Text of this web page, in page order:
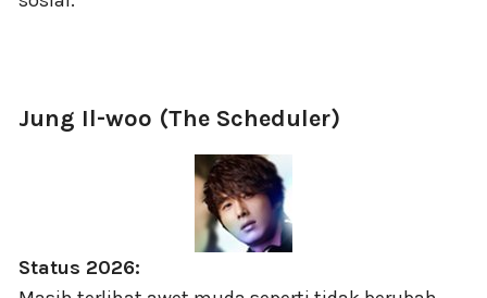
Jung Il-woo (The Scheduler)
Status 2026: